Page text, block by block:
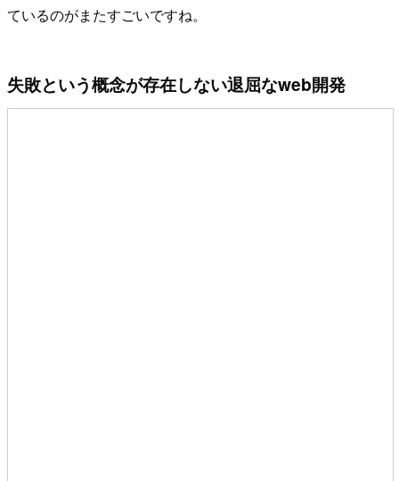
ているのがまたすごいですね。
失敗という概念が存在しない退屈なweb開発